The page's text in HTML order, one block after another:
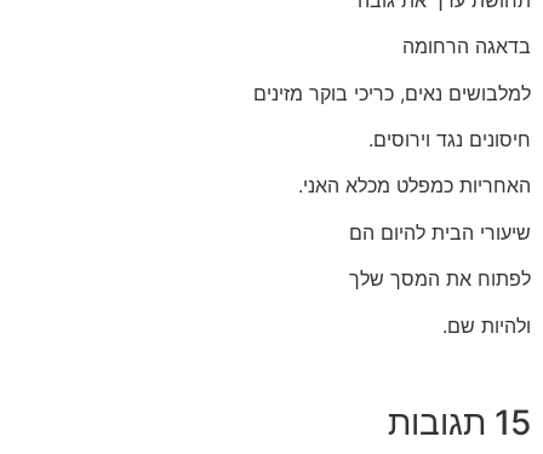
בדאגה הרחומה
למלבושים נאים, כריכי בוקר מזינים
חיסונים נגד וירוסים.
האחריות כמפלט מכלא האני.
שיעורי הבית להיום הם
לפתוח את המסך שלך
ולהיות שם.
15 תגובות